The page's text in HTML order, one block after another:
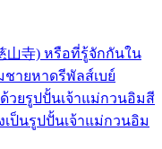
山寺) หรือที่รู้จักกันใน
ายหาดรีพัลส์เบย์
ด้วยรูปปั้นเจ้าแม่กวนอิมสี
ป็นรูปปั้นเจ้าแม่กวนอิม